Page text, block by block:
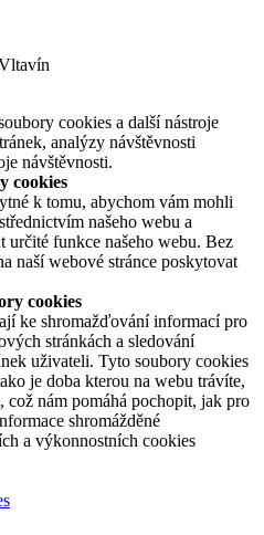
cookies a další nástroje
analýzy návštěvnosti
návštěvnosti.
cookies
k tomu, abychom vám mohli
našeho webu a
funkce našeho webu. Bez
naší webové stránce poskytovat
cookies
ke shromažďování informací pro
stránkách a sledování
uživateli. Tyto soubory cookies
je doba kterou na webu trávíte,
což nám pomáhá pochopit, jak pro
shromážděné
a výkonnostních cookies